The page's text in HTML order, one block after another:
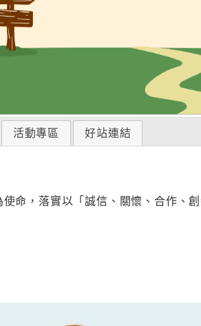
活動專區 好站連結
命，落實以「誠信、關懷、合作、